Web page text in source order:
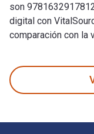
son
digital con
comparación con la